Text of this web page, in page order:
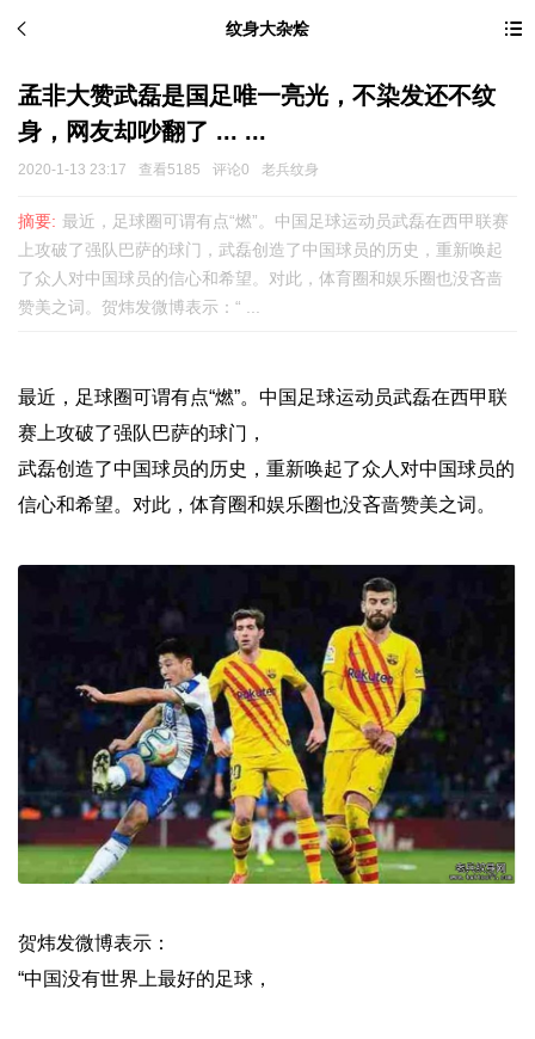
纹身大杂烩
孟非大赞武磊是国足唯一亮光，不染发还不纹
身，网友却吵翻了 ... ...
2020-1-13 23:17 查看5185 评论0 老兵纹身
摘要: 最近，足球圈可谓有点“燃”。中国足球运动员武磊在西甲联赛
上攻破了强队巴萨的球门，武磊创造了中国球员的历史，重新唤起
了众人对中国球员的信心和希望。对此，体育圈和娱乐圈也没吝啬
赞美之词。贺炜发微博表示：“ ...
最近，足球圈可谓有点“燃”。中国足球运动员武磊在西甲联
赛上攻破了强队巴萨的球门，
武磊创造了中国球员的历史，重新唤起了众人对中国球员的
信心和希望。对此，体育圈和娱乐圈也没吝啬赞美之词。
贺炜发微博表示：
“中国没有世界上最好的足球，